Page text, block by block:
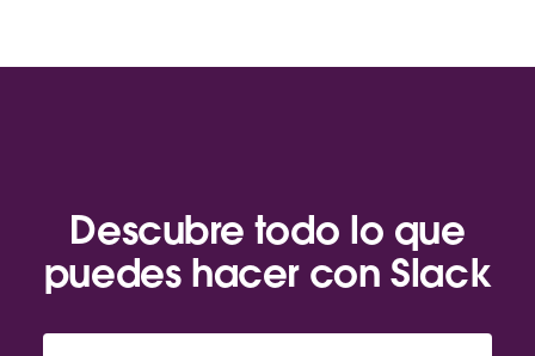
Descubre todo lo que
puedes hacer con Slack